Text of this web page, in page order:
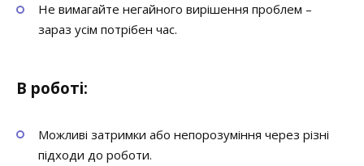
Не вимагайте негайного вирішення проблем –
зараз усім потрібен час.
В роботі:
Можливі затримки або непорозуміння через різні
підходи до роботи.